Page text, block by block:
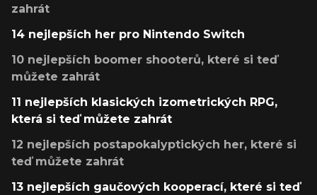
zahrát
14 nejlepších her pro Nintendo Switch
10 nejlepších boomer shooterů, které si teď
můžete zahrát
11 nejlepších klasických izometrických RPG,
která si teď můžete zahrát
12 nejlepších postapokalyptických her, které si
teď můžete zahrát
13 nejlepších gaučových kooperací, které si teď